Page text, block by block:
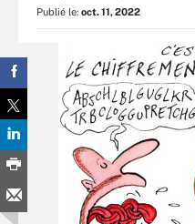
Publié le: oct. 11, 2022